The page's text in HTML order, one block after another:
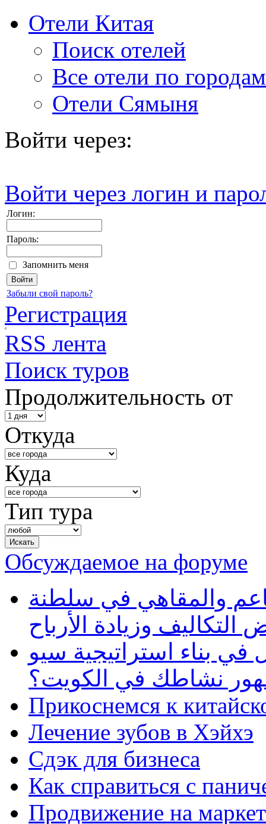
Отели Китая
Поиск отелей
Все отели по городам
Отели Сямыня
Войти через:
Войти через логин и
Логин:
Пароль:
Запомнить меня
Забыли свой пароль?
Регистрация
RSS лента
Поиск туров
Продолжительность от
Откуда
Куда
Тип тура
Обсуждаемое на форуме
والمقاهي في سلطنة
وزيادة الأرباح
بناء استراتيجية سيو
نشاطك في الكويت؟
Прикоснемся к
Лечение зубов в Хэйхэ
Сдэк для бизнеса
Как справиться с
Продвижение на